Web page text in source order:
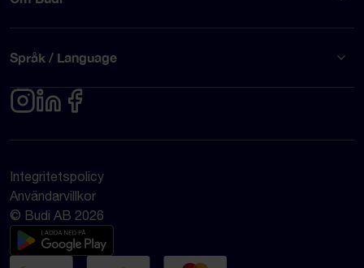
Språk / Language
Integritetspolicy
Användarvillkor
© Budi AB 2026